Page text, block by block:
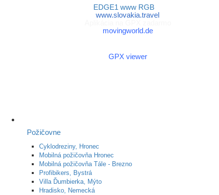
www.slovakia.travel
movingworld.de
GPX viewer
Požičovne
Cyklodreziny, Hronec
Mobilná požičovňa Hronec
Mobilná požičovňa Tále - Brezno
Profibikers, Bystrá
Villa Ďumbierka, Mýto
Hradisko, Nemecká